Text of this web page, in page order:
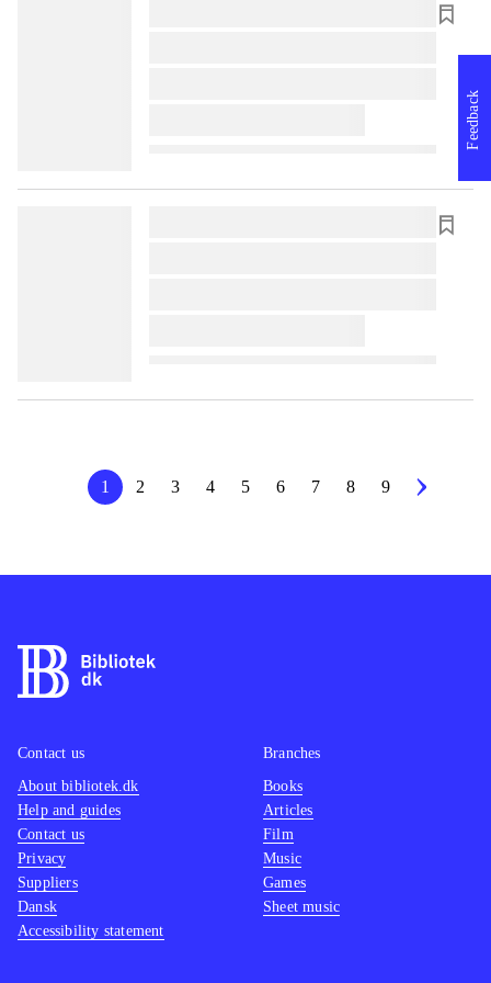
lorem ipsum dolor sit amet ...
lorem ipsum dolor sit amet ...
lorem ipsum dolor sit amet ...
lorem ipsum dolor sit amet ...
1 2 3 4 5 6 7 8 9
Feedback
Contact us
About bibliotek.dk
Help and guides
Contact us
Privacy
Suppliers
Dansk
Accessibility statement
Branches
Books
Articles
Film
Music
Games
Sheet music